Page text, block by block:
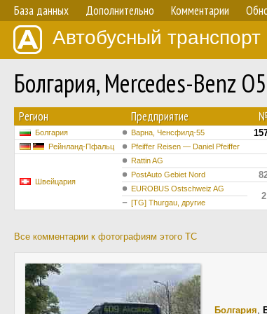
База данных Дополнительно Комментарии
Автобусный транспорт
Болгария, Mercedes-Benz
Регион Предприятие
Болгария Варна, Ченсфилд-55
Рейнланд-Пфальц Pfeiffer Reisen — Daniel Pfeiffer
Швейцария
Rattin AG
PostAuto Gebiet Nord
EUROBUS Ostschweiz AG
2
[TG] Thurgau, другие
Все комментарии к фотографиям этого ТС
Болгария,